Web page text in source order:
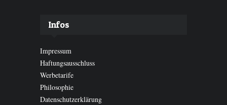
Infos
Impressum
Haftungsausschluss
Werbetarife
Philosophie
Datenschutzerklärung